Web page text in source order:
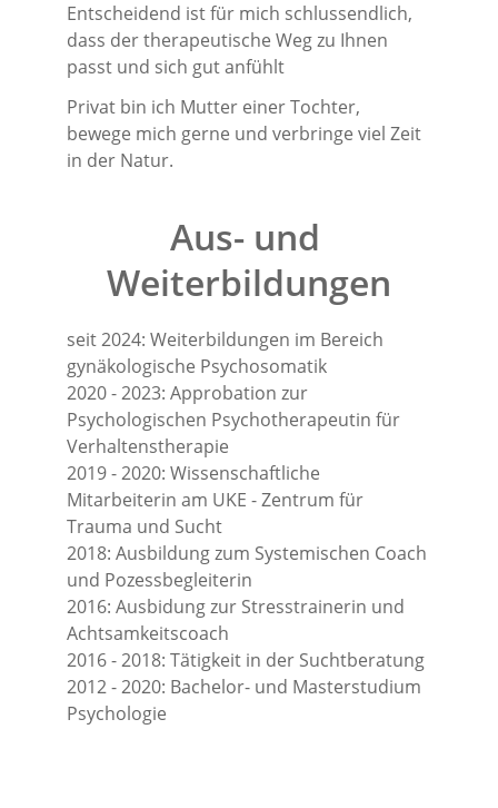
Entscheidend ist für mich schlussendlich,
dass der therapeutische Weg zu Ihnen
passt und sich gut anfühlt
Privat bin ich Mutter einer Tochter,
bewege mich gerne und verbringe viel Zeit
in der Natur.
Aus- und
Weiterbildungen
seit 2024: Weiterbildungen im Bereich
gynäkologische Psychosomatik
2020 - 2023: Approbation zur
Psychologischen Psychotherapeutin für
Verhaltenstherapie
2019 - 2020: Wissenschaftliche
Mitarbeiterin am UKE - Zentrum für
Trauma und Sucht
2018: Ausbildung zum Systemischen Coach
und Pozessbegleiterin
2016: Ausbidung zur Stresstrainerin und
Achtsamkeitscoach
2016 - 2018: Tätigkeit in der Suchtberatung
2012 - 2020: Bachelor- und Masterstudium
Psychologie